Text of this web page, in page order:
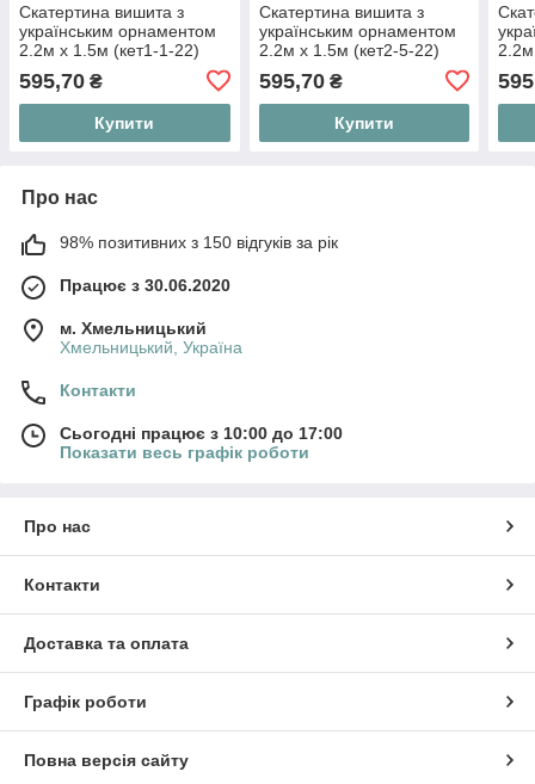
Скатертина вишита з
українським орнаментом
2.2м х 1.5м (кет1-1-22)
595,70 ₴
Купити
Скатертина вишита з
українським орнаментом
2.2м х 1.5м (кет2-5-22)
595,70₴
Купити
Про нас
98% позитивних з 150 відгуків за рік
Працює з 30.06.2020
м. Хмельницький
Хмельницький, Україна
Контакти
Сьогодні працює з 10:00 до 17:00
Показати весь графік роботи
Про нас
Контакти
Доставка та оплата
Графік роботи
Повна версія сайту